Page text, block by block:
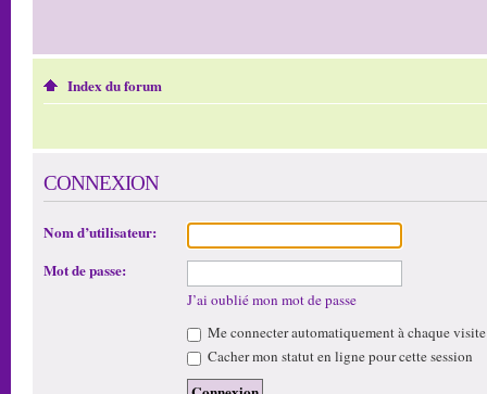
Index du forum
CONNEXION
Nom d’utilisateur:
Mot de passe:
J’ai oublié mon mot de passe
Me connecter automatiquement à chaque visite
Cacher mon statut en ligne pour cette session